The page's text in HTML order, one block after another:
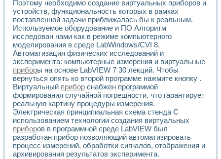
Поэтому необходимо создание виртуальных приборов и
устройств, функциональность которых в рамках
поставленной задачи приближалась бы к реальным.
Используемое оборудование и ПО Алгоритм
исследован нами как в режиме компьютерного
моделирования в среде LabWindows/CVI 8.
Автоматизация физических исследований и
эксперимента: компьютерные измерения и виртуальные
приборы на основе LabVIEW 7 30 лекций. Чтобы
вернуться опять ко второй программе нажмите кнопку .
Виртуальный прибор снабжен программой
формирования случайной погрешности, что гарантирует
реальную картину процедуры измерения.
Электрическая принципиальная схема стенда С
использованием технологии создания виртуальных
приборов в программной среде LabVIEW был
разработан прибор позволяющий автоматизировать
процесс измерений, обработки сигналов, отображения и
архивирования результатов эксперимента.